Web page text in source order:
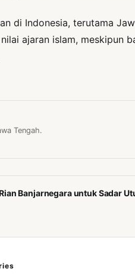
di Indonesia, terutama
ajaran islam,
Tengah.
Banjarnegara untuk Sadar